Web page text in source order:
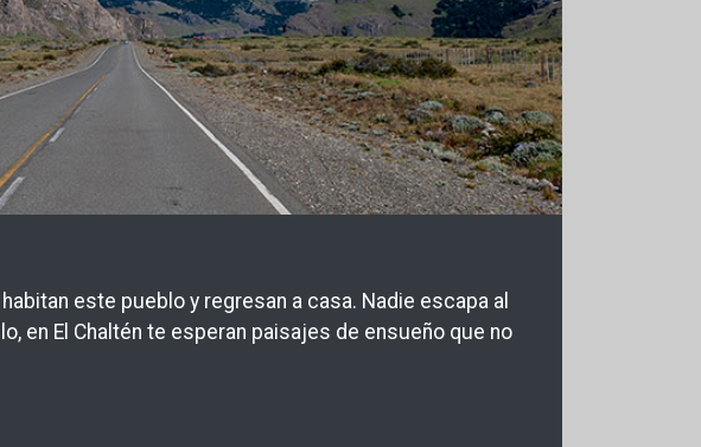
este pueblo y regresan a casa. Nadie escapa al
en El Chaltén te esperan paisajes de ensueño que no